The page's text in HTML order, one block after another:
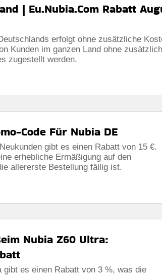
| Eu.Nubia.Com Rabatt
erfolgt ohne zusätzliche
Kunden im ganzen Land ohne
zugestellt werden.
Code Für Nubia DE
gibt es einen Rabatt von 15 €.
erhebliche Ermäßigung auf den
allererste Bestellung fällig ist.
Nubia Z60 Ultra:
gibt es einen Rabatt von 3 %, was die